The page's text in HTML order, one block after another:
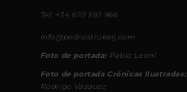
Tel: +34 670 592 966
info@pedrostrukelj.com
Foto de portada: Pablo Leoni
Foto de portada Crónicas Ilustradas:
Rodrigo Vázquez